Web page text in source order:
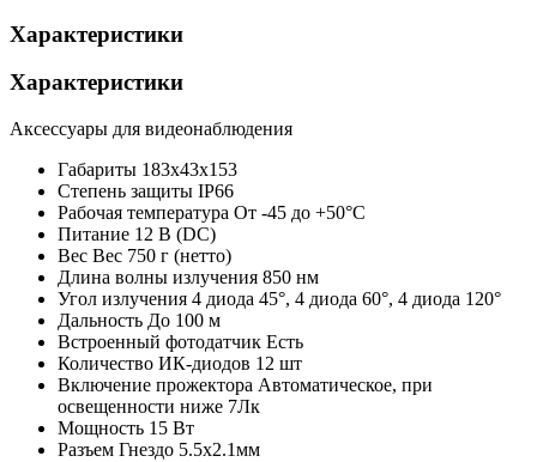
Характеристики
Характеристики
Аксессуары для видеонаблюдения
Габариты 183x43х153
Степень защиты IP66
Рабочая температура От -45 до +50°С
Питание 12 В (DC)
Вес Вес 750 г (нетто)
Длина волны излучения 850 нм
Угол излучения 4 диода 45°, 4 диода 60°, 4 диода 120°
Дальность До 100 м
Встроенный фотодатчик Есть
Количество ИК-диодов 12 шт
Включение прожектора Автоматическое, при
освещенности ниже 7Лк
Мощность 15 Вт
Разъем Гнездо 5.5х2.1мм